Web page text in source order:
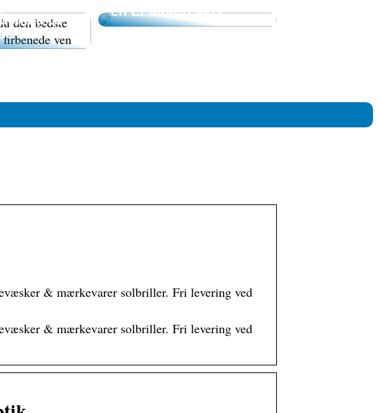
til
ven
en El Motorcykel
& mærkevarer solbriller. Fri levering ved
& mærkevarer solbriller. Fri levering ved